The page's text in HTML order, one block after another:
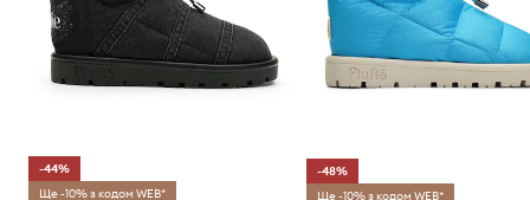
-44%
Ще -10% з кодом WEB*
-48%
Ще -10% з кодом WEB*